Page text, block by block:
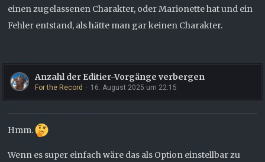
einen zugelassenen Charakter, oder Marionette hat und ein
Fehler entstand, als hätte man gar keinen Charakter.
Anzahl der Editier-Vorgänge verbergen
For the Record 16. August 2025 um 22:15
Hmm.
Wenn es super einfach wäre das als Option einstellbar zu